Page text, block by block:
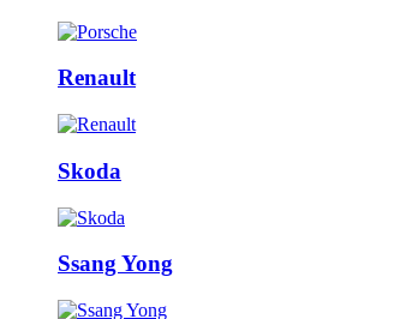
Renault
Skoda
Ssang Yong